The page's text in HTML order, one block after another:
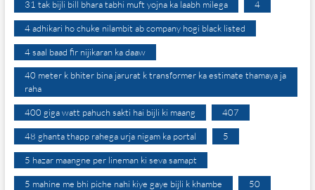
31 tak bijli bill bhara tabhi muft yojna ka laabh milega 4
4 adhikari ho chuke nilambit ab company hogi black listed
4 saal baad fir nijikaran ka daaw
40 meter k bhiter bina jarurat k transformer ka estimate thamaya ja
raha
400 giga watt pahuch sakti hai bijli ki maang 407
48 ghanta thapp rahega urja nigam ka portal 5
5 hazar maangne per lineman ki seva samapt
5 mahine me bhi piche nahi kiye gaye bijli k khambe 50